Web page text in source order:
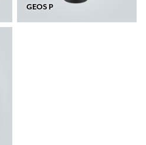
GEOS P